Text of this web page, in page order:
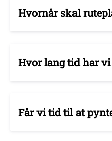
Hvornår skal
Hvor lang tid har vi
Får vi tid til at